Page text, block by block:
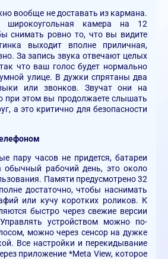
вообще не доставать из кармана.
широкоугольная камера на 12
снимать ровно то, что вы видите
выходит вполне приличная,
За запись звука отвечают целых
что ваш голос будет нормально
улице. В дужки спрятаны два
или звонков. Звучат они на
при этом вы продолжаете слышать
а это критично для безопасности
пару часов не придется, батареи
обычный рабочий день, это около
Памяти предусмотрено 32
достаточно, чтобы наснимать
или кучу коротких роликов. К
быстро через свежие версии
устройством можно по-
можно через сенсор на дужке
Все настройки и перекидывание
приложение *Meta View, которое